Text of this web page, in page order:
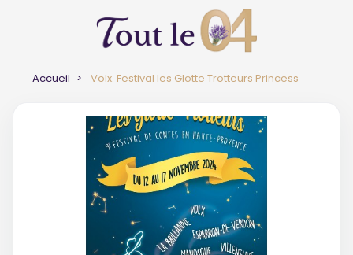
Accueil Volx. Festival les Glotte Trotteurs Princess